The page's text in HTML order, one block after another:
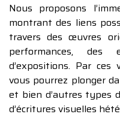
Nous proposons
montrant des liens
travers des œuvres
performances,
d’expositions. Par
vous pourrez plonger
et bien d’autres types
d’écritures visuelles